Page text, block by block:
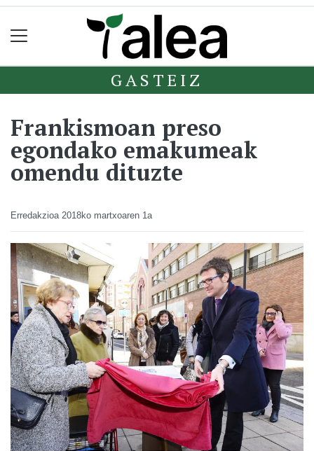
GASTEIZ
Frankismoan preso
egondako emakumeak
omendu dituzte
Erredakzioa 2018ko martxoaren 1a